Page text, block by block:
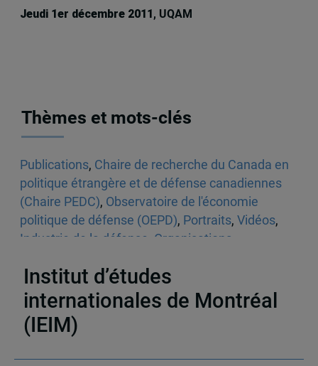
Jeudi 1er décembre 2011 , UQAM
Thèmes et mots-clés
Publications, Chaire de recherche du Canada en
politique étrangère et de défense canadiennes
(Chaire PEDC), Observatoire de l'économie
politique de défense (OEPD), Portraits, Vidéos,
Industrie de la défense Organisations
Institut d’études
internationales de Montréal
(IEIM)